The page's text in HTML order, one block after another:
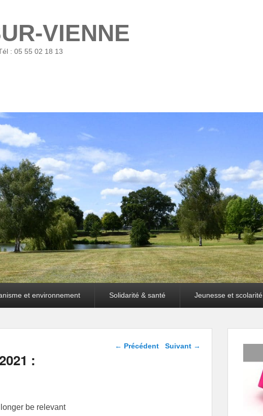
VIENNE
: 05 55 02 18 13
et environnement Solidarité & santé Jeunesse et scolarité
Navigation dans les
← Précédent Suivant →
:
be relevant